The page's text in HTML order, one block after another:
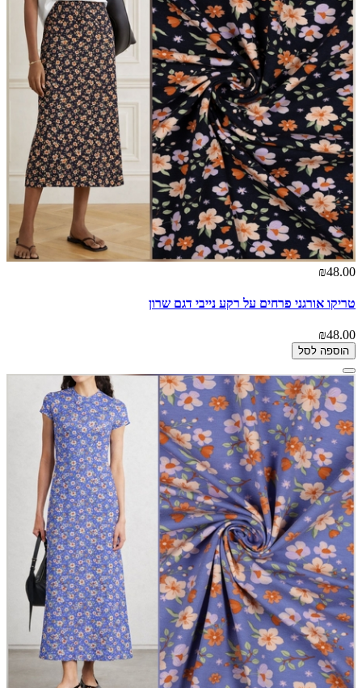
₪48.00
טריקו אורגני פרחים על רקע נייבי דגם שרון
₪48.00
הוספה לסל